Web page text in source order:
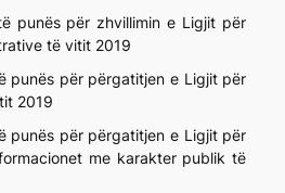
punës për zhvillimin e Ligjit për
të vitit 2019
punës për përgatitjen e Ligjit për
2019
punës për përgatitjen e Ligjit për
me karakter publik të